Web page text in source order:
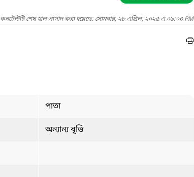
কনটেন্টটি শেষ হাল-নাগাদ করা হয়েছে: সোমবার, ২৮ এপ্রিল, ২০২৫ এ ০৯:০৩ PM
পাতা
অন্যান্য বৃত্তি